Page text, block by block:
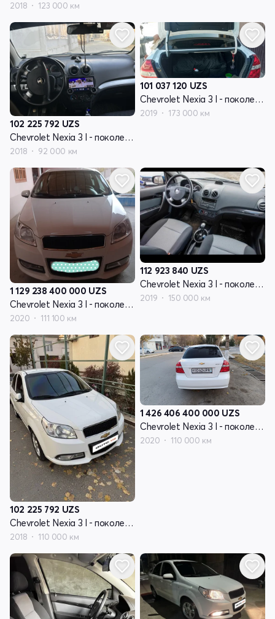
2018 123 000 км
102 225 792 UZS
Chevrolet Nexia 3 I - поколение
2018 92 000 км
101 037 120 UZS
Chevrolet Nexia 3 I - поколение
2019 173 000 км
1 129 238 400 000 UZS
Chevrolet Nexia 3 I - поколение
2020 111 100 км
112 923 840 UZS
Chevrolet Nexia 3 I - поколение
2019 150 000 км
102 225 792 UZS
Chevrolet Nexia 3 I - поколение
2018 110 000 км
1 426 406 400 000 UZS
Chevrolet Nexia 3 I - поколение
2020 110 000 км